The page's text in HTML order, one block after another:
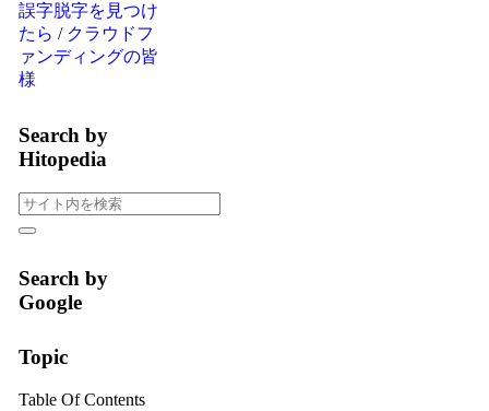
誤字脱字を見つけ
たら / クラウドフ
ァンディングの皆
様
Search by
Hitopedia
Search by
Google
Topic
Table Of Contents